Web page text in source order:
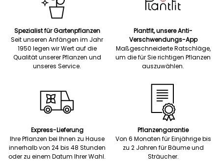
Spezialist für Gartenpflanzen
Seit unseren Anfängen im Jahr
1950 legen wir Wert auf die
Qualität unserer Pflanzen und
unseres Service.
Plantfit, unsere Anti-
Verschwendungs-App
Maßgeschneiderte Ratschläge,
um die für Sie richtigen Pflanzen
auszuwählen.
Express-Lieferung
Ihre Pflanzen bei Ihnen zu Hause
innerhalb von 24 bis 48 Stunden
oder zu einem Datum Ihrer Wahl.
Pflanzengarantie
Von 6 Monaten für Einjährige bis
zu 2 Jahren für Bäume und
Sträucher.